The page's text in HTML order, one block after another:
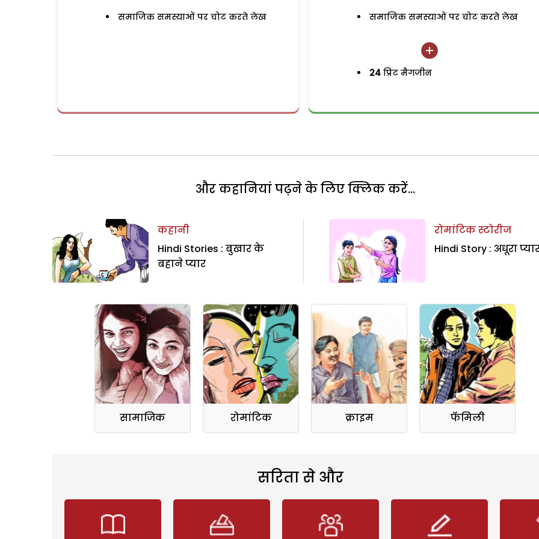
समाजिक समस्याओं पर चोट करते लेख समाजिक समस्याओं पर चोट करते लेख
24 प्रिंट मैगजीन
और कहानियां पढ़ने के लिए क्लिक करें...
कहानी
Hindi Stories : बुखार के
बहाने प्‍यार
रोमांटिक स्टोरीज
Hindi Story : अधूरा
सामाजिक रोमांटिक क्राइम फॅमिली
सरिता से और